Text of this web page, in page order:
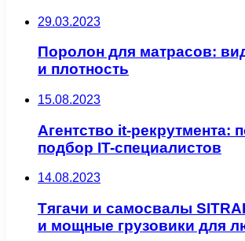
29.03.2023
Поролон для матрасов:
и плотность
15.08.2023
Агентство it-рекрутмента:
подбор IT-специалистов
14.08.2023
Тягачи и самосвалы
и мощные грузовики для